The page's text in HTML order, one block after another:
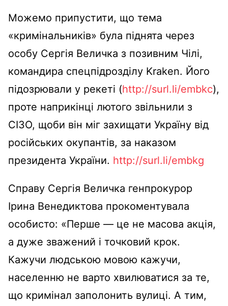
Можемо припустити, що тема
«кримінальників» була піднята через
особу Сергія Величка з позивним Чілі,
командира спецпідрозділу Kraken. Його
підозрювали у рекеті (http://surl.li/embkc),
проте наприкінці лютого звільнили з
СІЗО, щоби він міг захищати Україну від
російських окупантів, за наказом
президента України. http://surl.li/embkg
Справу Сергія Величка генпрокурор
Ірина Венедиктова прокоментувала
особисто: «Перше — це не масова акція,
а дуже зважений і точковий крок.
Кажучи людською мовою кажучи,
населенню не варто хвилюватися за те,
що кримінал заполонить вулиці. А тим,